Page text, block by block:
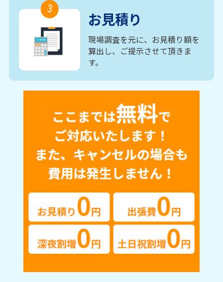
3
お見積り
現場調査を元に、お見積り額を
算出し、ご提示させて頂きま
す。